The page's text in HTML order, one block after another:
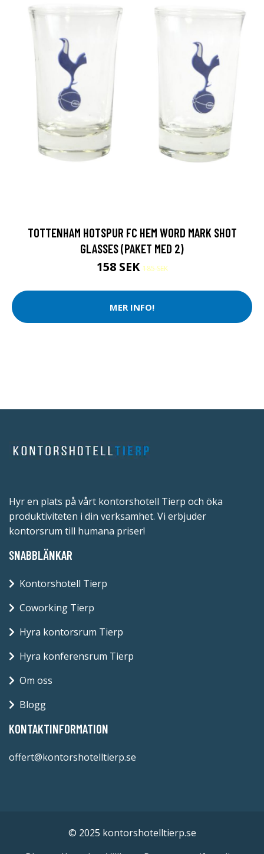
TOTTENHAM HOTSPUR FC HEM WORD MARK SHOT
GLASSES (PAKET MED 2)
158 SEK185 SEK
MER INFO!
Hyr en plats på vårt kontorshotell Tierp och öka
produktiviteten i din verksamhet. Vi erbjuder
kontorsrum till humana priser!
SNABBLÄNKAR
Kontorshotell Tierp
Coworking Tierp
Hyra kontorsrum Tierp
Hyra konferensrum Tierp
Om oss
Blogg
KONTAKTINFORMATION
offert@kontorshotelltierp.se
© 2025 kontorshotelltierp.se